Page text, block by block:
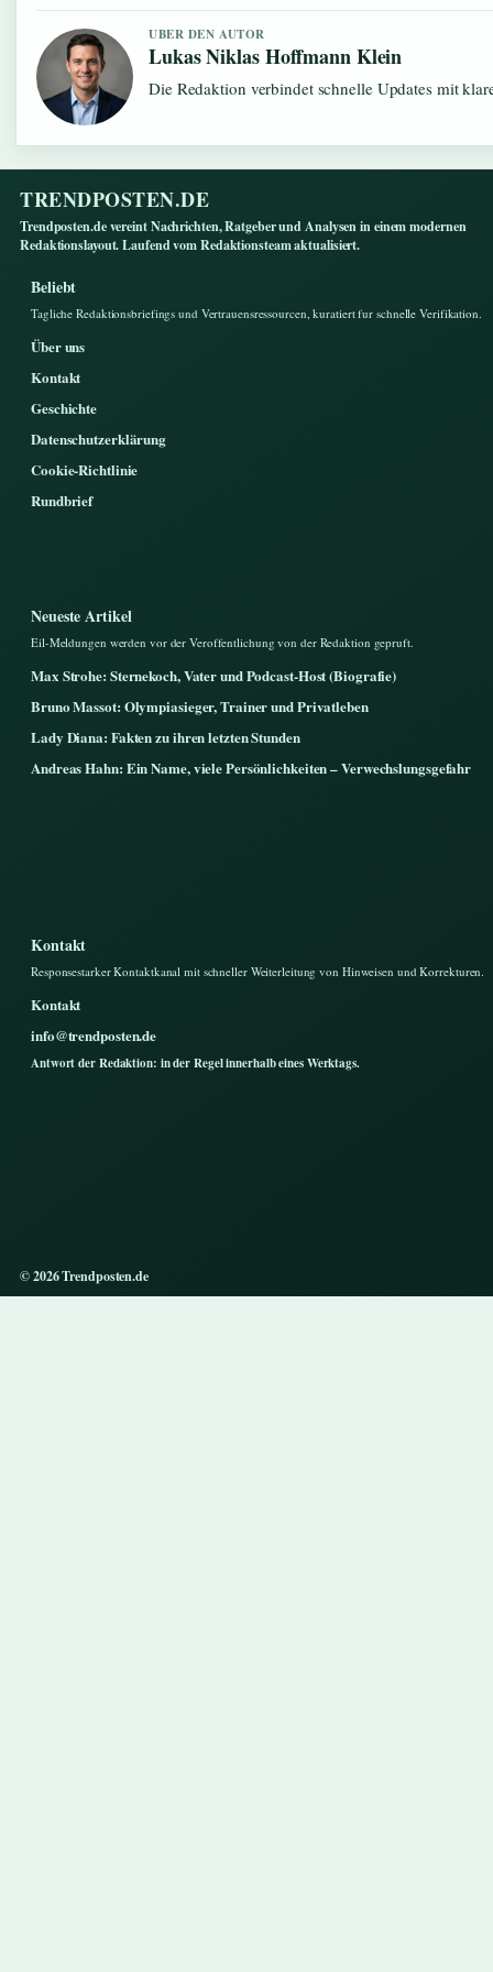
UBER DEN AUTOR
Lukas Niklas Hoffmann Klein
Die Redaktion verbindet schnelle Updates mit
TRENDPOSTEN.DE
Trendposten.de vereint Nachrichten, Ratgeber und Analysen in einem modernen
Redaktionslayout. Laufend vom Redaktionsteam aktualisiert.
Beliebt
Tagliche Redaktionsbriefings und Vertrauensressourcen, kuratiert fur schnelle Verifikation.
Über uns
Kontakt
Geschichte
Datenschutzerklärung
Cookie-Richtlinie
Rundbrief
Neueste Artikel
Eil-Meldungen werden vor der Veroffentlichung von der Redaktion gepruft.
Max Strohe: Sternekoch, Vater und Podcast-Host (Biografie)
Bruno Massot: Olympiasieger, Trainer und Privatleben
Lady Diana: Fakten zu ihren letzten Stunden
Andreas Hahn: Ein Name, viele Persönlichkeiten – Verwechslungsgefahr
Kontakt
Responsestarker Kontaktkanal mit schneller Weiterleitung von Hinweisen und Korrekturen.
Kontakt
info@trendposten.de
Antwort der Redaktion: in der Regel innerhalb eines Werktags.
© 2026 Trendposten.de